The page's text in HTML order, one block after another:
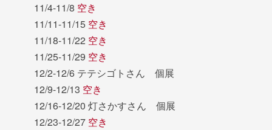
11/4-11/8 空き
11/11-11/15 空き
11/18-11/22 空き
11/25-11/29 空き
12/2-12/6 テテシゴトさん 個展
12/9-12/13 空き
12/16-12/20 灯さかすさん 個展
12/23-12/27 空き